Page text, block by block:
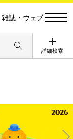
雑誌・ウェブ
詳細検索